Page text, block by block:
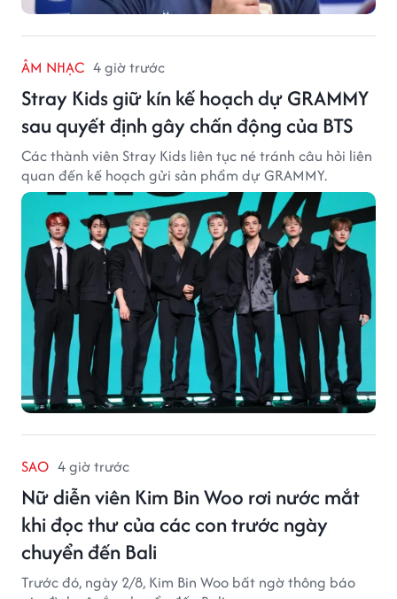
ÂM NHẠC 4 giờ trước
Stray Kids giữ kín kế hoạch dự GRAMMY
sau quyết định gây chấn động của BTS
Các thành viên Stray Kids liên tục né tránh câu hỏi liên
quan đến kế hoạch gửi sản phẩm dự GRAMMY.
SAO 4 giờ trước
Nữ diễn viên Kim Bin Woo rơi nước mắt
khi đọc thư của các con trước ngày
chuyển đến Bali
Trước đó, ngày 2/8, Kim Bin Woo bất ngờ thông báo